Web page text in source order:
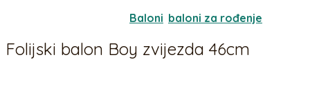
Baloni baloni za rođenje
Folijski balon Boy zvijezda 46cm